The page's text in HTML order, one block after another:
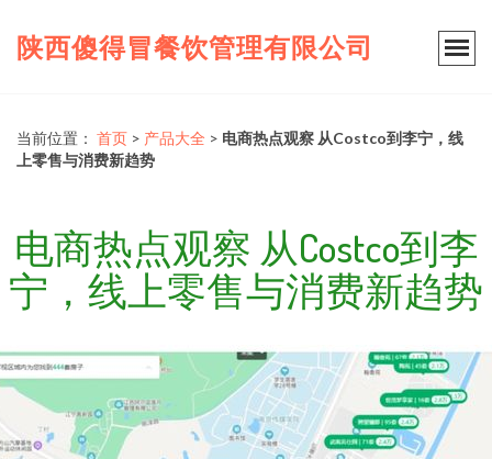
陕西傻得冒餐饮管理有限公司
当前位置： 首页 > 产品大全 > 电商热点观察 从Costco到李宁，线
上零售与消费新趋势
电商热点观察 从Costco到李
宁，线上零售与消费新趋势